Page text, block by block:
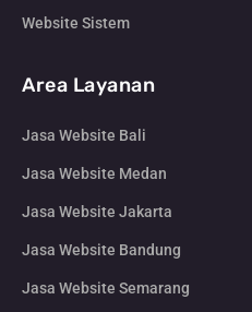
Website Sistem
Area Layanan
Jasa Website Bali
Jasa Website Medan
Jasa Website Jakarta
Jasa Website Bandung
Jasa Website Semarang